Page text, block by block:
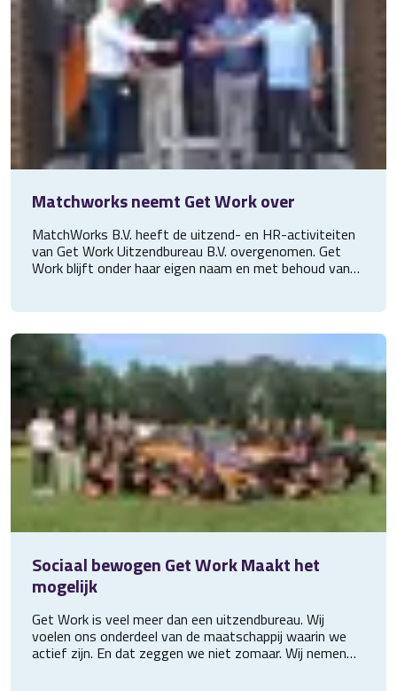
Matchworks neemt Get Work over
MatchWorks B.V. heeft de uitzend- en HR-activiteiten
van Get Work Uitzendbureau B.V. overgenomen. Get
Work blijft onder haar eigen naam en met behoud van
toekomstbestendige HR-dienstverlener in de regio. De
overname werd begeleid door Rabelink Finance
Consultancy, Dommerholt Advocaten en ING Bank.
Sociaal bewogen Get Work Maakt het
mogelijk
Get Work is veel meer dan een uitzendbureau. Wij
voelen ons onderdeel van de maatschappij waarin we
actief zijn. En dat zeggen we niet zomaar. Wij nemen